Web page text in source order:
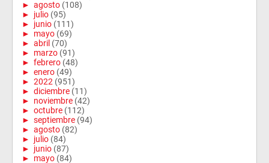
► agosto (108)
► julio (95)
► junio (111)
► mayo (69)
► abril (70)
► marzo (91)
► febrero (48)
► enero (49)
► 2022 (951)
► diciembre (11)
► noviembre (42)
► octubre (112)
► septiembre (94)
► agosto (82)
► julio (84)
► junio (87)
► mayo (84)